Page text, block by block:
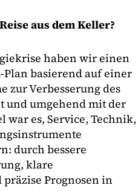
aus dem Keller?
haben wir einen
Plan basierend auf einer
zur Verbesserung des
und umgehend mit der
war es, Service, Technik,
durch bessere
klare
Prognosen in